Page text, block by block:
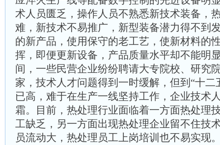
术人员匮乏，操作人员不熟悉新技术装备，
难，新技术不易推广，新型装备潜力得不到
的新产品，使用保守的老工艺，使新材料的
挥，即便更新设备，产品质量水平却不能明
间，一些民营企业纷纷聘请大专院校、研究
家，技术人才问题得到一时缓解，但到“十二
已高，难于在生产一线坚持工作，企业技术
霜。目前，热处理行业面临着一方面热处理
工缺乏，另一方面出现热处理企业留不住技
员流动大，热处理员工上岗培训也不易实现